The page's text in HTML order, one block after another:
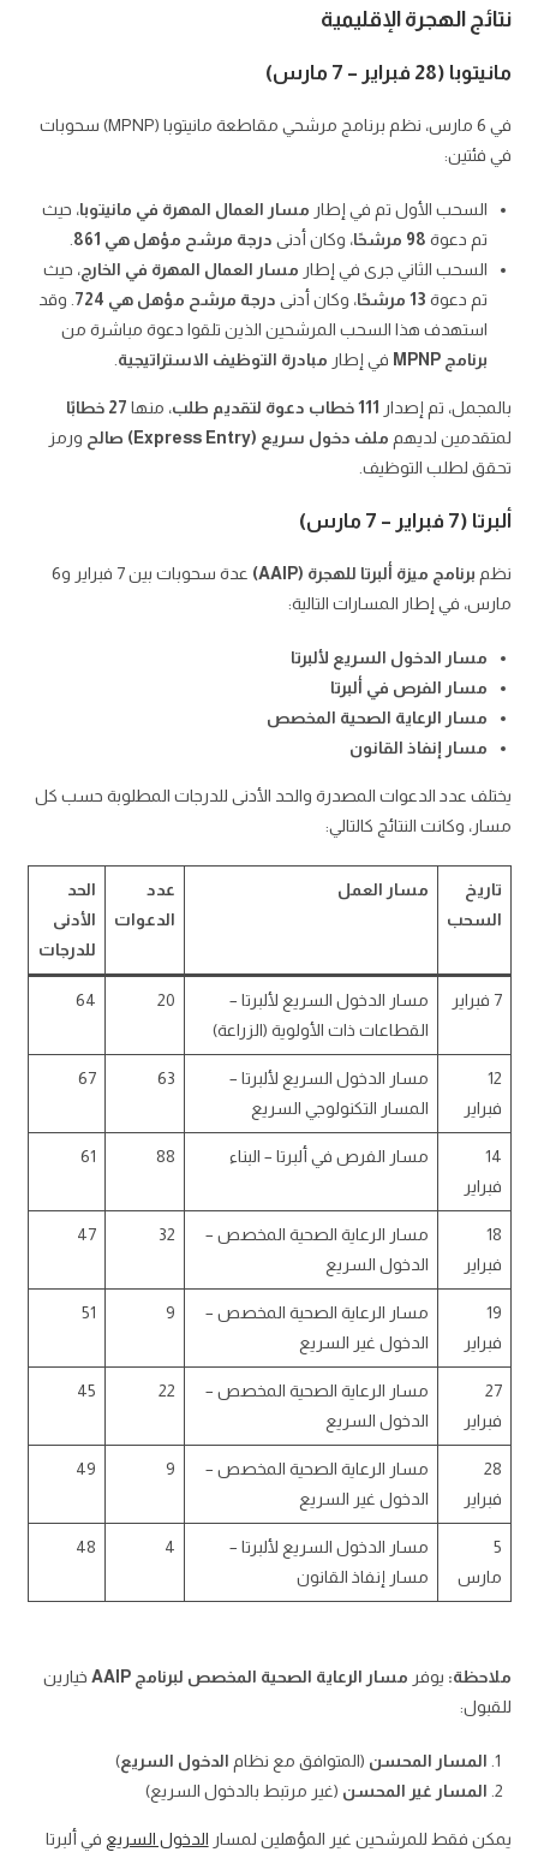
نتائج الهجرة الإقليمية
مانيتوبا (28 فبراير – 7 مارس)
في 6 مارس، نظم برنامج مرشحي مقاطعة مانيتوبا (MPNP) سحوبات
في فئتين:
السحب الأول تم في إطار مسار العمال المهرة في مانيتوبا، حيث
تم دعوة 98 مرشحًا ، وكان أدنى درجة مرشح مؤهل هي 861
السحب الثاني جرى في إطار مسار العمال المهرة في الخارج، حيث
تم دعوة 13 مرشحًا ، وكان أدنى درجة مرشح مؤهل هي 724
. وقد
استهدف هذا السحب المرشحين الذين تلقوا دعوة مباشرة من
برنامج MPNP
في إطار مبادرة التوظيف الاستراتيجية
بالمجمل، تم إصدار 111 خطاب دعوة لتقديم طلب ، منها 27 خطابًا
لمتقدمين لديهم ملف دخول سريع (Express Entry) صالح
ورمز
تحقق لطلب التوظيف.
ألبرتا (7 فبراير – 7 مارس)
نظم برنامج ميزة ألبرتا للهجرة (AAIP)
عدة سحوبات بين 7 فبراير و6
مارس، في إطار المسارات التالية:
مسار الدخول السريع لألبرتا
مسار الفرص في ألبرتا
مسار الرعاية الصحية المخصص
مسار إنفاذ القانون
يختلف عدد الدعوات المصدرة والحد الأدنى للدرجات المطلوبة حسب كل
مسار، وكانت النتائج كالتالي:
تاريخ
السحب
مسار العمل
عدد
الدعوات
الحد
الأدنى
للدرجات
7 فبراير
مسار الدخول السريع لألبرتا –
القطاعات ذات الأولوية (الزراعة)
20
64
12
فبراير
مسار الدخول السريع لألبرتا –
المسار التكنولوجي السريع
63
67
14
فبراير
مسار الفرص في ألبرتا – البناء 88
61
18
فبراير
مسار الرعاية الصحية المخصص –
الدخول السريع
32
47
19
فبراير
مسار الرعاية الصحية المخصص –
الدخول غير السريع
9
51
27
فبراير
مسار الرعاية الصحية المخصص –
الدخول السريع
22
45
28
فبراير
مسار الرعاية الصحية المخصص –
الدخول غير السريع
9
49
5
مارس
مسار الدخول السريع لألبرتا –
مسار إنفاذ القانون
4
48
ملاحظة: يوفر مسار الرعاية الصحية المخصص لبرنامج AAIP
خيارين
للقبول:
المسار المحسن (المتوافق مع نظام الدخول السريع)
المسار غير المحسن (غير مرتبط بالدخول السريع)
يمكن فقط للمرشحين غير المؤهلين لمسار الدخول السريع في ألبرتا